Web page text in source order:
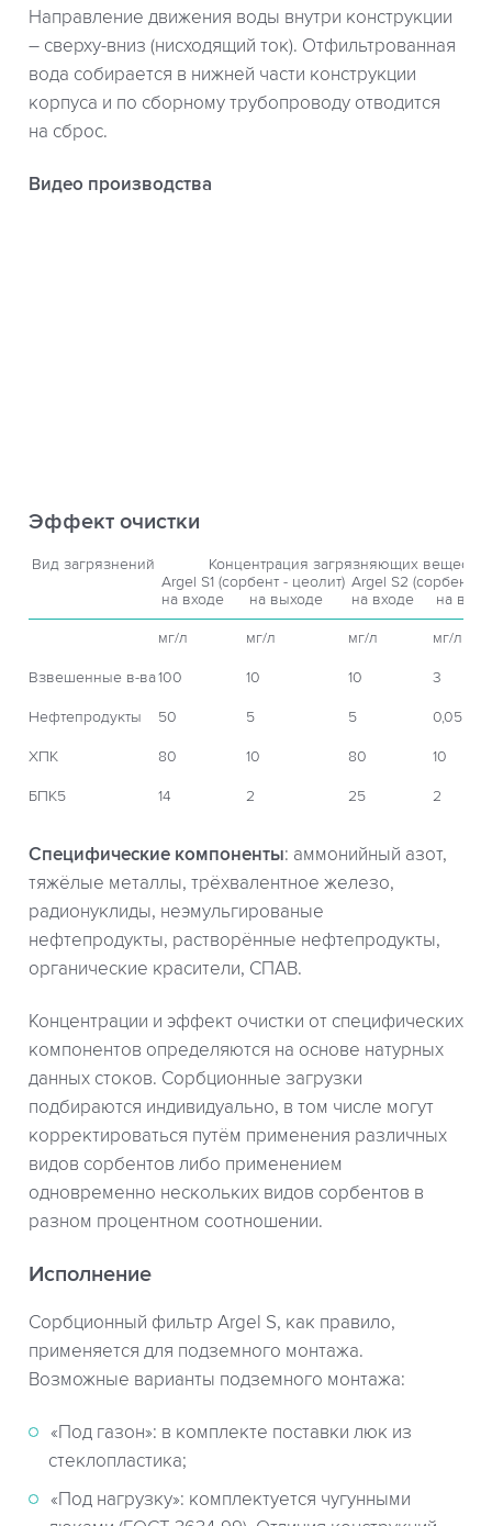
Направление движения воды внутри конструкции
– сверху-вниз (нисходящий ток). Отфильтрованная
вода собирается в нижней части конструкции
корпуса и по сборному трубопроводу отводится
на сброс.
Видео производства
Эффект очистки
Вид загрязнений
Концентрация загрязняющих веществ
Argel S1 (сорбент - цеолит) Argel S2 (сорбент -
на входе
на выходе на входе на
мг/л мг/л мг/л мг/л
Взвешенные в-ва100 10 10 3
Нефтепродукты 50 5 5 0,05
ХПК 80 10 80 10
БПК5 14 2 25 2
Специфические компоненты: аммонийный азот,
тяжёлые металлы, трёхвалентное железо,
радионуклиды, неэмульгированые
нефтепродукты, растворённые нефтепродукты,
органические красители, СПАВ.
Концентрации и эффект очистки от специфических
компонентов определяются на основе натурных
данных стоков. Сорбционные загрузки
подбираются индивидуально, в том числе могут
корректироваться путём применения различных
видов сорбентов либо применением
одновременно нескольких видов сорбентов в
разном процентном соотношении.
Исполнение
Сорбционный фильтр Argel S, как правило,
применяется для подземного монтажа.
Возможные варианты подземного монтажа:
«Под газон»: в комплекте поставки люк из
стеклопластика;
«Под нагрузку»: комплектуется чугунными